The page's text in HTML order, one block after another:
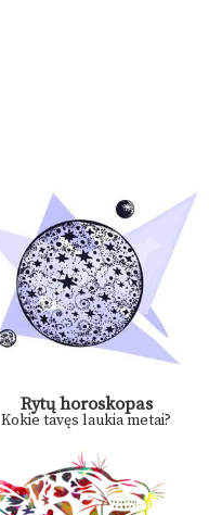
Rytų horoskopas
Kokie tavęs laukia metai?